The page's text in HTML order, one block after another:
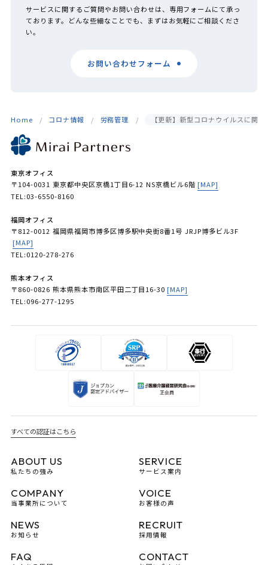
サービスに関するご質問やお問い合わせは、専用フォームにて承っ
ております。どんな些細なことでも、まずはお気軽にご相談くださ
い。
お問い合わせフォーム
Home コロナ情報 労務管理 【更新】新型コロナウイルスに関
東京オフィス
〒104-0031 東京都中央区京橋1丁目6-12 NS京橋ビル6階 [MAP]
TEL:03-6550-8160
福岡オフィス
〒812-0012 福岡県福岡市博多区博多駅中央街8番1号 JRJP博多ビル3F
[MAP]
TEL:0120-278-276
熊本オフィス
〒860-0826 熊本県熊本市南区平田二丁目16-30 [MAP]
TEL:096-277-1295
すべての認証はこちら
ABOUT US
私たちの強み
SERVICE
サービス案内
COMPANY
当事業所について
VOICE
お客様の声
NEWS
お知らせ
RECRUIT
採用情報
FAQ CONTACT